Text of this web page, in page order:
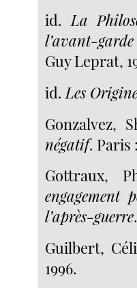
id.La
l’avant-
Guy Leprat,
id.Les
Gonzalvez,
négatif. Paris
Gottraux,
engagement
l’après-guerre
Guilbert,
1996.